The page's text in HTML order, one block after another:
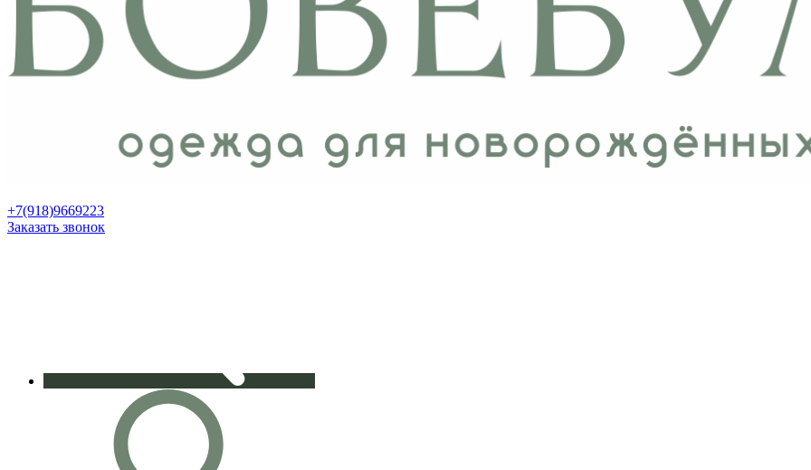
+7(918)9669223
Заказать звонок